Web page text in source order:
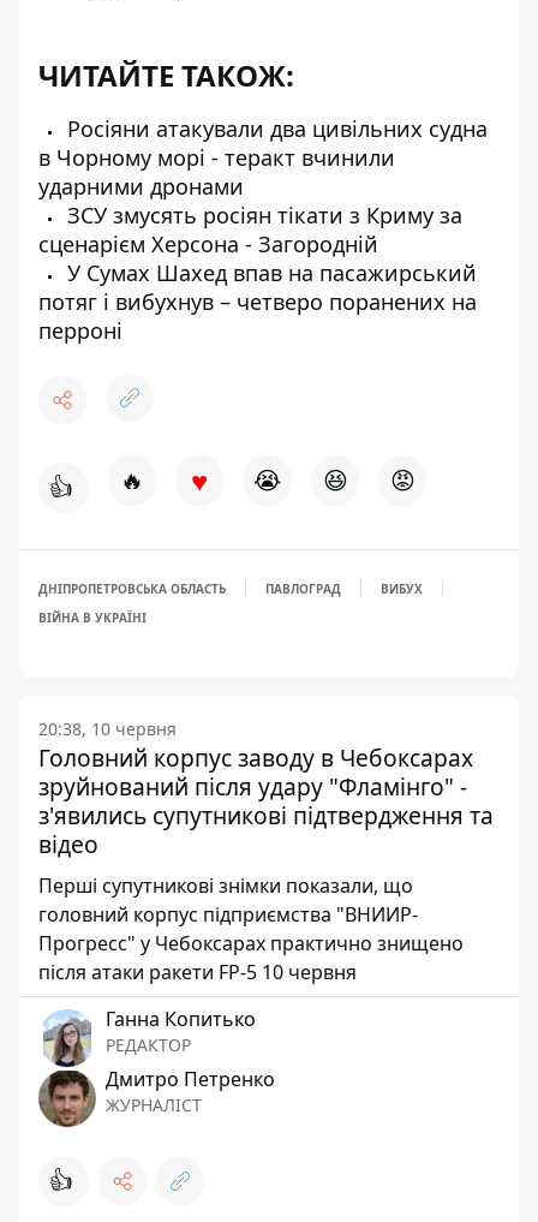
ЧИТАЙТЕ ТАКОЖ:
Росіяни атакували два цивільних судна
в Чорному морі - теракт вчинили
ударними дронами
ЗСУ змусять росіян тікати з Криму за
сценарієм Херсона - Загородній
У Сумах Шахед впав на пасажирський
потяг і вибухнув – четверо поранених на
перроні
👍 🔥 ♥ 😭 😆 😡
ДНІПРОПЕТРОВСЬКА ОБЛАСТЬ ПАВЛОГРАД
ВИБУХ
ВІЙНА В УКРАЇНІ
20:38, 10 червня
Головний корпус заводу в Чебоксарах
зруйнований після удару "Фламінго" -
з'явились супутникові підтвердження та
відео
Перші супутникові знімки показали, що
головний корпус підприємства "ВНИИР-
Прогресс" у Чебоксарах практично знищено
після атаки ракети FP-5 10 червня
Ганна Копитько
РЕДАКТОР
Дмитро Петренко
ЖУРНАЛІСТ
👍